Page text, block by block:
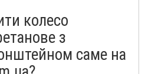
колесо
з
саме на